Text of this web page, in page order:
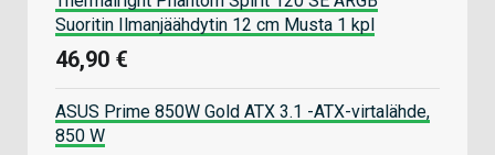
Suoritin Ilmanjäähdytin 12 cm Musta 1 kpl
46,90 €
ASUS Prime 850W Gold ATX 3.1 -ATX-virtalähde,
850 W